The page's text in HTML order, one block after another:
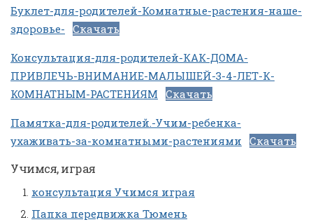
Буклет-для-родителей-Комнатные-растения-наше-
здоровье-
Скачать
Консультация-для-родителей-КАК-ДОМА-
ПРИВЛЕЧЬ-ВНИМАНИЕ-МАЛЫШЕЙ-3-4-ЛЕТ-К-
КОМНАТНЫМ-РАСТЕНИЯМ
Скачать
Памятка-для-родителей.-Учим-ребенка-
ухаживать-за-комнатными-растениями
Скачать
Учимся, играя
консультация Учимся играя
Папка передвижка Тюмень